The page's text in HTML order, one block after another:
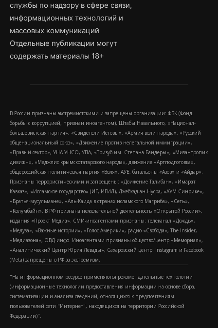
службы по надзору в сфере связи,
информационных технологий и
массовых коммуникаций
Отдельные публикации могут
содержать материалы 18+
В России признаны экстремистскими и запрещены организации: ФБК (Фонд
борьбы с коррупцией, признан иноагентом), Штабы Навального, «Национал-
большевистская партия», «Свидетели Иеговы», «Армия воли народа», «Русский
общенациональный союз», «Движение против нелегальной иммиграции»,
«Правый сектор», УНА-УНСО, УПА, «Тризуб им. Степана Бандеры», «Мизантропик
дивижн», «Меджлис крымскотатарского народа», движение «Артподготовка»,
общероссийская политическая партия «Воля», АУЕ, батальоны «Азов» и «Айдар».
Признаны террористическими и запрещены: «Движение Талибан», «Имарат
Кавказ», «Исламское государство» (ИГ, ИГИЛ), Джебхад-ан-Нусра, «АУМ Синрике»,
«Братья-мусульмане», «Аль-Каида в странах исламского Магриба», «Сеть»,
«Колумбайн». В РФ признана нежелательной деятельность «Открытой России»,
издания «Проект Медиа». СМИ-иноагентами признаны: телеканал «Дождь»,
«Медуза», «Важные истории», «Голос Америки», радио «Свобода», The Insider,
«Медиазона», ОВД-инфо. Иноагентами признаны общество/центр «Мемориал»,
«Аналитический Центр Юрия Левады», Сахаровский центр. Instagram и Facebook
(Metа) запрещены в РФ за экстремизм.
"На информационном ресурсе применяются рекомендательные технологии
(информационные технологии предоставления информации на основе сбора,
систематизации и анализа сведений, относящихся к предпочтениям
пользователей сети "Интернет", находящихся на территории Российской
Федерации)".